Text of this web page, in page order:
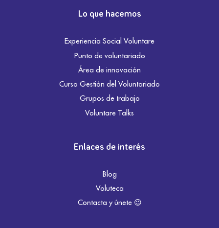
Lo que hacemos
Experiencia Social Voluntare
Punto de voluntariado
Área de innovación
Curso Gestión del Voluntariado
Grupos de trabajo
Voluntare Talks
Enlaces de interés
Blog
Voluteca
Contacta y únete 😉